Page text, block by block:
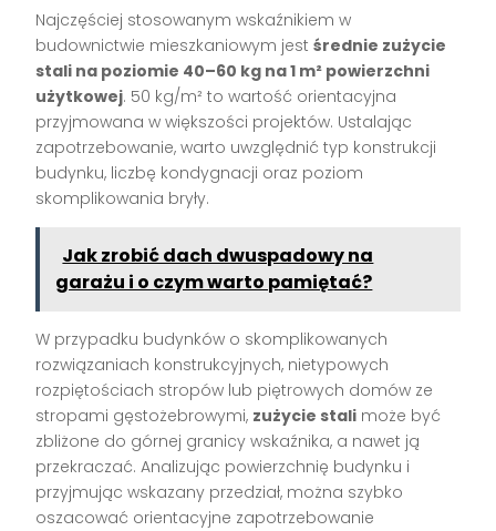
Najczęściej stosowanym wskaźnikiem w
budownictwie mieszkaniowym jestśrednie zużycie
stali na poziomie 40–60 kg na 1 m² powierzchni
użytkowej. 50 kg/m² to wartość orientacyjna
przyjmowana w większości projektów. Ustalając
zapotrzebowanie, warto uwzględnić typ konstrukcji
budynku, liczbę kondygnacji oraz poziom
skomplikowania bryły.
Jak zrobić dach dwuspadowy na
garażu i o czym warto pamiętać?
W przypadku budynków o skomplikowanych
rozwiązaniach konstrukcyjnych, nietypowych
rozpiętościach stropów lub piętrowych domów ze
stropami gęstożebrowymi, zużycie stali może być
zbliżone do górnej granicy wskaźnika, a nawet ją
przekraczać. Analizując powierzchnię budynku i
przyjmując wskazany przedział, można szybko
oszacować orientacyjne zapotrzebowanie